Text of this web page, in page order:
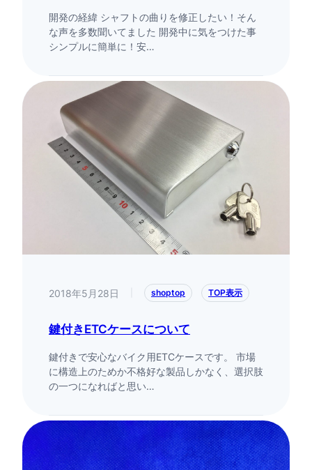
開発の経緯 シャフトの曲りを修正したい！そん
な声を多数聞いてました 開発中に気をつけた事
シンプルに簡単に！安…
2018年5月28日 shoptop TOP表示
鍵付きETCケースについて
鍵付きで安心なバイク用ETCケースです。 市場
に構造上のためか不格好な製品しかなく、選択肢
の一つになればと思い…